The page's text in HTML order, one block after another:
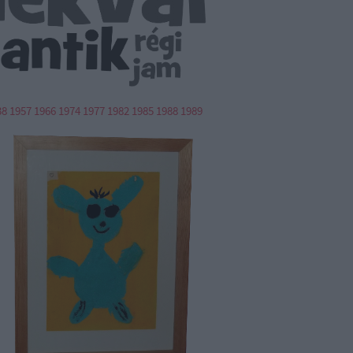
1957 1966 1974 1977 1982 1985 1988 1989